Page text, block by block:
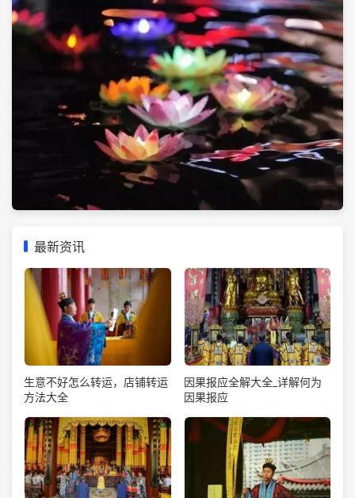
最新资讯
生意不好怎么转运，店铺转运
方法大全
因果报应全解大全_详解何为
因果报应